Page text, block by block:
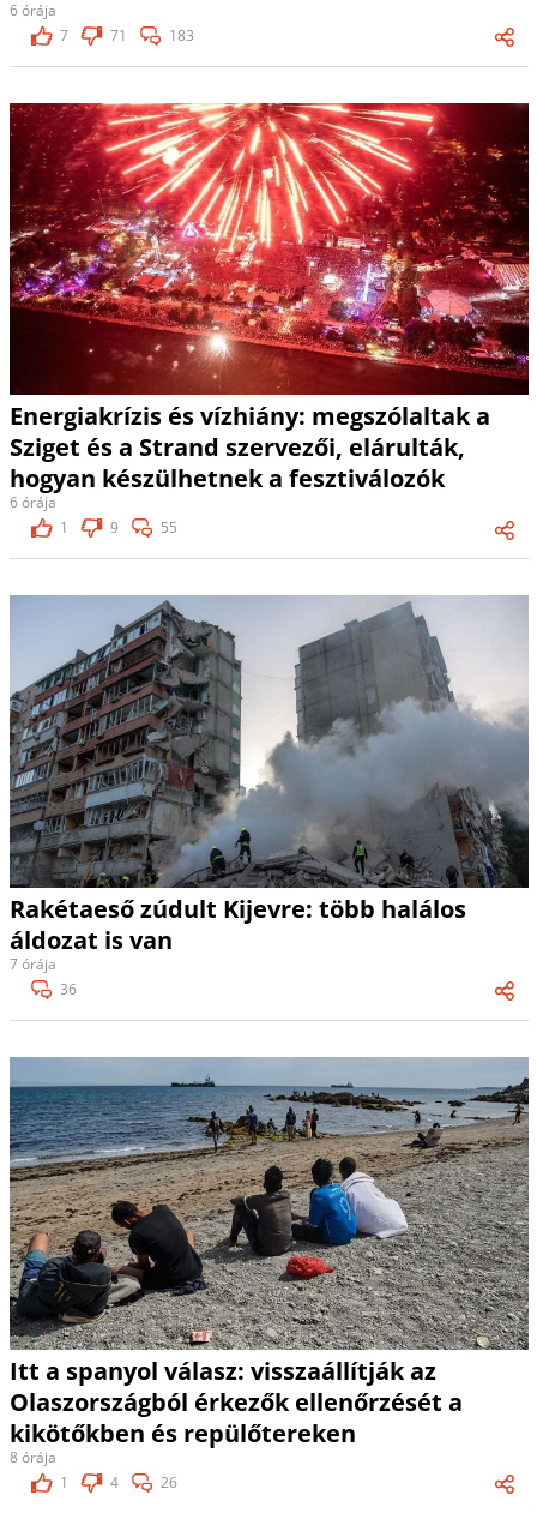
6 órája
7
71 183
Energiakrízis és vízhiány: megszólaltak a
Sziget és a Strand szervezői, elárulták,
hogyan készülhetnek a fesztiválozók
6 órája
1
9 55
Rakétaeső zúdult Kijevre: több halálos
áldozat is van
7 órája
36
Itt a spanyol válasz: visszaállítják az
Olaszországból érkezők ellenőrzését a
kikötőkben és repülőtereken
8 órája
1
4 26